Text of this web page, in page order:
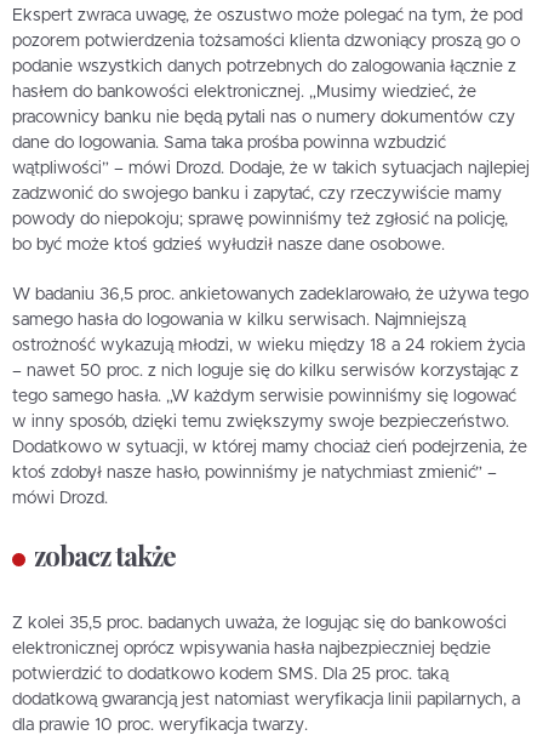
Ekspert zwraca uwagę, że oszustwo może polegać na tym, że pod
pozorem potwierdzenia tożsamości klienta dzwoniący proszą go o
podanie wszystkich danych potrzebnych do zalogowania łącznie z
hasłem do bankowości elektronicznej. „Musimy wiedzieć, że
pracownicy banku nie będą pytali nas o numery dokumentów czy
dane do logowania. Sama taka prośba powinna wzbudzić
wątpliwości” – mówi Drozd. Dodaje, że w takich sytuacjach najlepiej
zadzwonić do swojego banku i zapytać, czy rzeczywiście mamy
powody do niepokoju; sprawę powinniśmy też zgłosić na policję,
bo być może ktoś gdzieś wyłudził nasze dane osobowe.
W badaniu 36,5 proc. ankietowanych zadeklarowało, że używa tego
samego hasła do logowania w kilku serwisach. Najmniejszą
ostrożność wykazują młodzi, w wieku między 18 a 24 rokiem życia
– nawet 50 proc. z nich loguje się do kilku serwisów korzystając z
tego samego hasła. „W każdym serwisie powinniśmy się logować
w inny sposób, dzięki temu zwiększymy swoje bezpieczeństwo.
Dodatkowo w sytuacji, w której mamy chociaż cień podejrzenia, że
ktoś zdobył nasze hasło, powinniśmy je natychmiast zmienić” –
mówi Drozd.
zobacz także
Z kolei 35,5 proc. badanych uważa, że logując się do bankowości
elektronicznej oprócz wpisywania hasła najbezpieczniej będzie
potwierdzić to dodatkowo kodem SMS. Dla 25 proc. taką
dodatkową gwarancją jest natomiast weryfikacja linii papilarnych, a
dla prawie 10 proc. weryfikacja twarzy.